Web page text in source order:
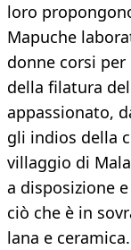
loro
Mapuche
donne corsi
della filatura
appassionato,
gli indios della
villaggio di
a disposizione
ciò che è in
lana e